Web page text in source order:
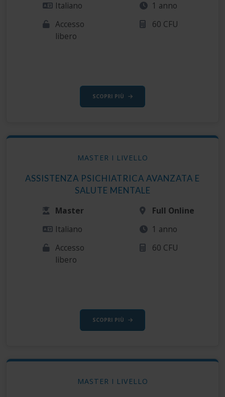
Italiano
Accesso
libero
1 anno
60 CFU
SCOPRI PIÙ
MASTER I LIVELLO
ASSISTENZA PSICHIATRICA AVANZATA E
SALUTE MENTALE
Master
Italiano
Accesso
libero
Full Online
1 anno
60 CFU
SCOPRI PIÙ
MASTER I LIVELLO